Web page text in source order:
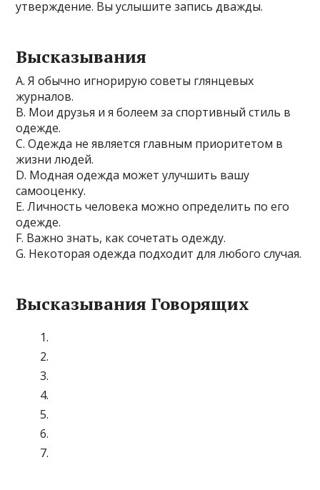
утверждение. Вы услышите запись дважды.
Высказывания
A. Я обычно игнорирую советы глянцевых
журналов.
B. Мои друзья и я болеем за спортивный стиль в
одежде.
C. Одежда не является главным приоритетом в
жизни людей.
D. Модная одежда может улучшить вашу
самооценку.
E. Личность человека можно определить по его
одежде.
F. Важно знать, как сочетать одежду.
G. Некоторая одежда подходит для любого случая.
Высказывания Говорящих